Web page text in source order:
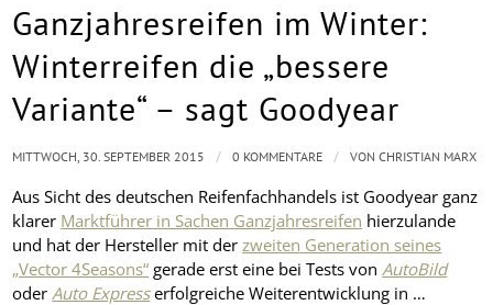
Ganzjahresreifen im Winter:
Winterreifen die „bessere
Variante“ – sagt Goodyear
Aus Sicht des deutschen Reifenfachhandels ist Goodyear ganz
klarer Marktführer in Sachen Ganzjahresreifen hierzulande
und hat der Hersteller mit der zweiten Generation seines
„Vector 4Seasons“ gerade erst eine bei Tests von AutoBild
oder Auto Expresserfolgreiche Weiterentwicklung in …
MITTWOCH, 30. SEPTEMBER 2015 / 0 KOMMENTARE / VONCHRISTIAN MARX